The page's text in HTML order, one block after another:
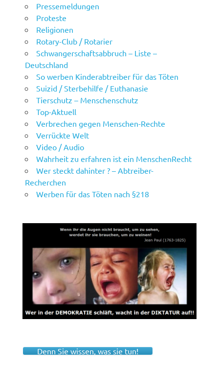
Pressemeldungen
Proteste
Religionen
Rotary-Club / Rotarier
Schwangerschaftsabbruch – Liste –
Deutschland
So werben Kinderabtreiber für das Töten
Suizid / Sterbehilfe / Euthanasie
Tierschutz – Menschenschutz
Top-Aktuell
Verbrechen gegen Menschen-Rechte
Verrückte Welt
Video / Audio
Wahrheit zu erfahren ist ein MenschenRecht
Wer steckt dahinter ? – Abtreiber-
Recherchen
Werben für das Töten nach §218
Denn Sie wissen, was sie tun!